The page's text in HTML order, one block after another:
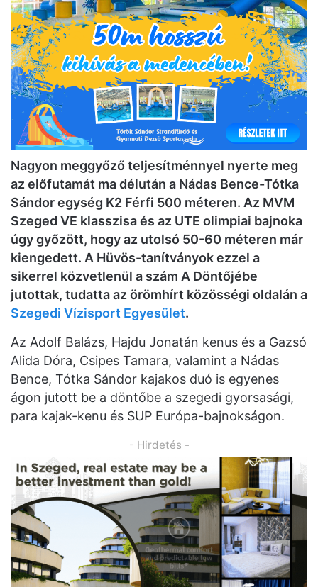
Nagyon meggyőző teljesítménnyel nyerte meg
az előfutamát ma délután a Nádas Bence-Tótka
Sándor egység K2 Férfi 500 méteren. Az MVM
Szeged VE klasszisa és az UTE olimpiai bajnoka
úgy győzött, hogy az utolsó 50-60 méteren már
kiengedett. A Hüvös-tanítványok ezzel a
sikerrel közvetlenül a szám A Döntőjébe
jutottak, tudatta az örömhírt közösségi oldalán a
Szegedi Vízisport Egyesület.
Az Adolf Balázs, Hajdu Jonatán kenus és a Gazsó
Alida Dóra, Csipes Tamara, valamint a Nádas
Bence, Tótka Sándor kajakos duó is egyenes
ágon jutott be a döntőbe a szegedi gyorsasági,
para kajak-kenu és SUP Európa-bajnokságon.
- Hirdetés -